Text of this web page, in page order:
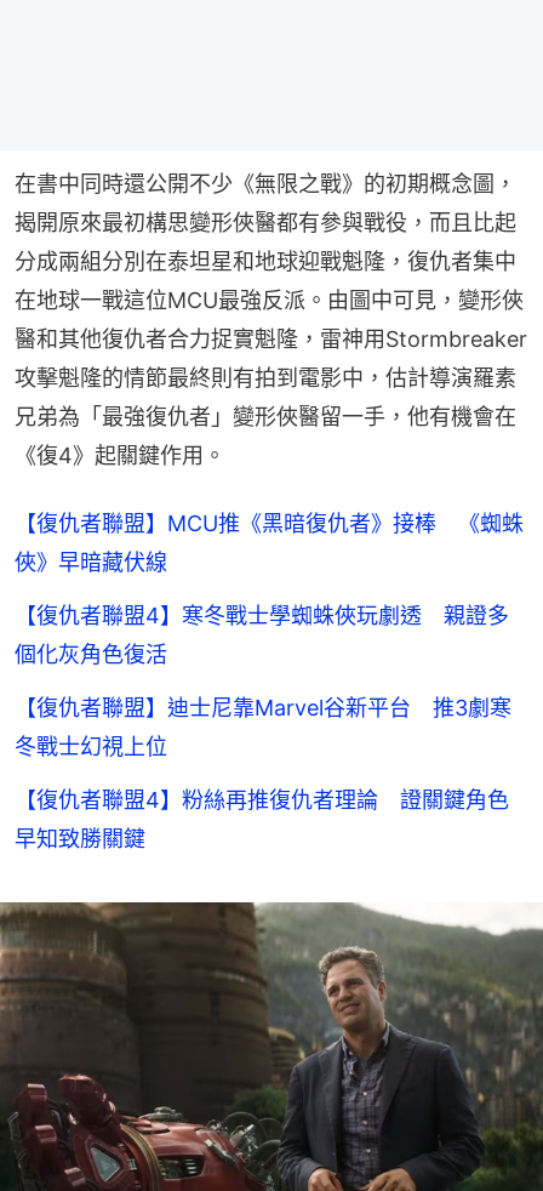
在書中同時還公開不少《無限之戰》的初期概念圖，
揭開原來最初構思變形俠醫都有參與戰役，而且比起
分成兩組分別在泰坦星和地球迎戰魁隆，復仇者集中
在地球一戰這位MCU最強反派。由圖中可見，變形俠
醫和其他復仇者合力捉實魁隆，雷神用Stormbreaker
攻擊魁隆的情節最終則有拍到電影中，估計導演羅素
兄弟為「最強復仇者」變形俠醫留一手，他有機會在
《復4》起關鍵作用。
【復仇者聯盟】MCU推《黑暗復仇者》接棒 《蜘蛛
俠》早暗藏伏線
【復仇者聯盟4】寒冬戰士學蜘蛛俠玩劇透 親證多
個化灰角色復活
【復仇者聯盟】迪士尼靠Marvel谷新平台 推3劇寒
冬戰士幻視上位
【復仇者聯盟4】粉絲再推復仇者理論 證關鍵角色
早知致勝關鍵